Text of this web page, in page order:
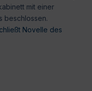
mit einer
beschlossen.
Novelle des